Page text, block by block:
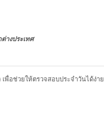
างประเทศ
ช่วยให้ตรวจสอบประจำวันได้ง่า